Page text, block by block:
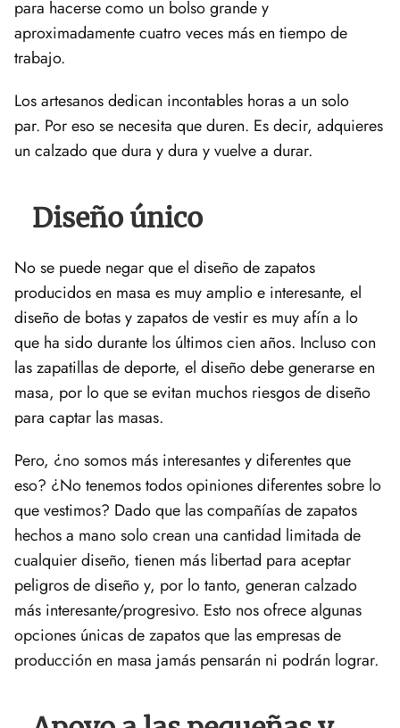
para hacerse como un bolso grande y
aproximadamente cuatro veces más en tiempo de
trabajo.
Los artesanos dedican incontables horas a un solo
par. Por eso se necesita que duren. Es decir, adquieres
un calzado que dura y dura y vuelve a durar.
Diseño único
No se puede negar que el diseño de zapatos
producidos en masa es muy amplio e interesante, el
diseño de botas y zapatos de vestir es muy afín a lo
que ha sido durante los últimos cien años. Incluso con
las zapatillas de deporte, el diseño debe generarse en
masa, por lo que se evitan muchos riesgos de diseño
para captar las masas.
Pero, ¿no somos más interesantes y diferentes que
eso? ¿No tenemos todos opiniones diferentes sobre lo
que vestimos? Dado que las compañías de zapatos
hechos a mano solo crean una cantidad limitada de
cualquier diseño, tienen más libertad para aceptar
peligros de diseño y, por lo tanto, generan calzado
más interesante/progresivo. Esto nos ofrece algunas
opciones únicas de zapatos que las empresas de
producción en masa jamás pensarán ni podrán lograr.